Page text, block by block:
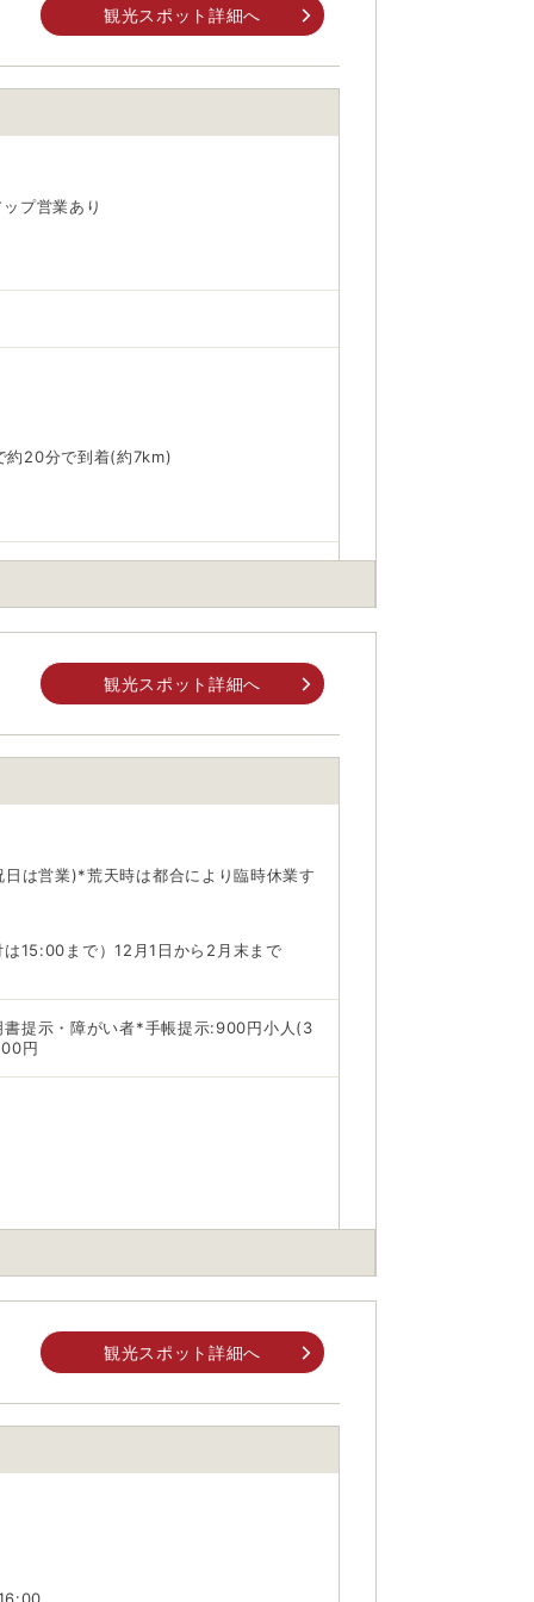
お問合せください。
観光スポット詳細へ
プ営業あり
約20分で到着(約7km)
保町伊香保614-8・市営P5駐車場【大型
でお問合せください。
観光スポット詳細へ
は営業)*荒天時は都合により臨時休業す
15:00まで）12月1日から2月末まで
提示・障がい者*手帳提示:900円小人(3
円
ご自身でお問合せください。
観光スポット詳細へ